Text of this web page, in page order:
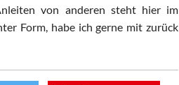
von anderen steht hier im
Form, habe ich gerne mit zurück